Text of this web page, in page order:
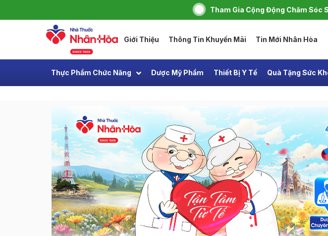
Tham Gia Cộng Động Chăm Sóc
Giới Thiệu Thông Tin Khuyến Mãi Tin Mới Nhân Hòa
Thực Phẩm Chức Năng Dược Mỹ Phẩm Thiết Bị Y Tế Quà Tặng Sức